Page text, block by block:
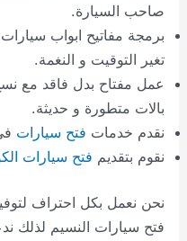
صاحب السيارة.
برمجة مفاتيح ابواب
تغير التوقيت و النغمة.
عمل مفتاح بدل فاقد مع نسخ
بالات متطورة و حديثة.
نقدم خدمات فتح سيارات
نقوم بتقديم فتح سيارات
نحن نعمل بكل احتراف
فتح سيارات النسيم لذلك